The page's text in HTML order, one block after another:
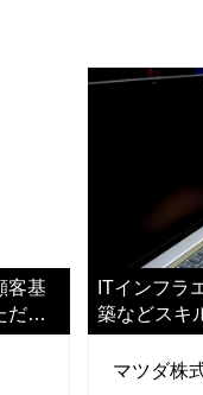
客基
だき
ITインフラ
築などスキ
ください
マツダ株